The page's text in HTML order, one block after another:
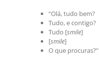
“Olá, tudo bem?
Tudo, e contigo?
Tudo [smile]
[smile]
O que procuras?”